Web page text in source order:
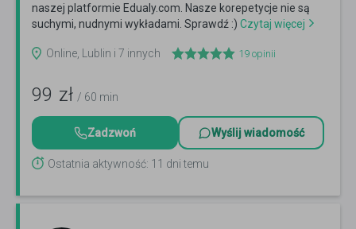
naszej platformie Edualy.com. Nasze korepetycje nie są
suchymi, nudnymi wykładami. Sprawdź :) Czytaj więcej
Online, Lublin i 7 innych 19 opinii
99 zł / 60 min
Zadzwoń Wyślij wiadomość
Ostatnia aktywność: 11 dni temu